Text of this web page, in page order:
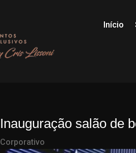
Início
Inauguração salão de
Corporativo